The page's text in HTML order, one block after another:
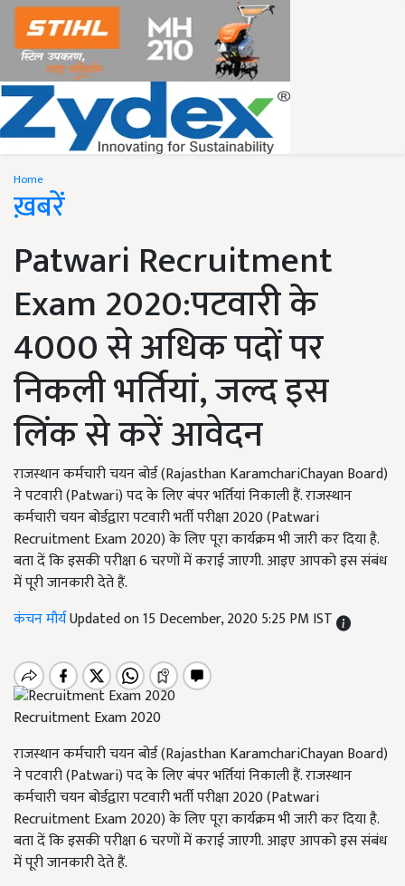
Home
ख़बरें
Patwari Recruitment
Exam 2020:पटवारी के
4000 से अधिक पदों पर
निकली भर्तियां, जल्द इस
लिंक से करें आवेदन
राजस्थान कर्मचारी चयन बोर्ड (Rajasthan KaramchariChayan Board)
ने पटवारी (Patwari) पद के लिए बंपर भर्तियां निकाली हैं. राजस्थान
कर्मचारी चयन बोर्डद्वारा पटवारी भर्ती परीक्षा 2020 (Patwari
Recruitment Exam 2020) के लिए पूरा कार्यक्रम भी जारी कर दिया है.
बता दें कि इसकी परीक्षा 6 चरणों में कराई जाएगी. आइए आपको इस संबंध
में पूरी जानकारी देते हैं.
कंचन मौर्यUpdated on 15 December, 2020 5:25 PM IST
Recruitment Exam 2020
राजस्थान कर्मचारी चयन बोर्ड (Rajasthan KaramchariChayan Board)
ने पटवारी (Patwari) पद के लिए बंपर भर्तियां निकाली हैं. राजस्थान
कर्मचारी चयन बोर्डद्वारा पटवारी भर्ती परीक्षा 2020 (Patwari
Recruitment Exam 2020) के लिए पूरा कार्यक्रम भी जारी कर दिया है.
बता दें कि इसकी परीक्षा 6 चरणों में कराई जाएगी. आइए आपको इस संबंध
में पूरी जानकारी देते हैं.